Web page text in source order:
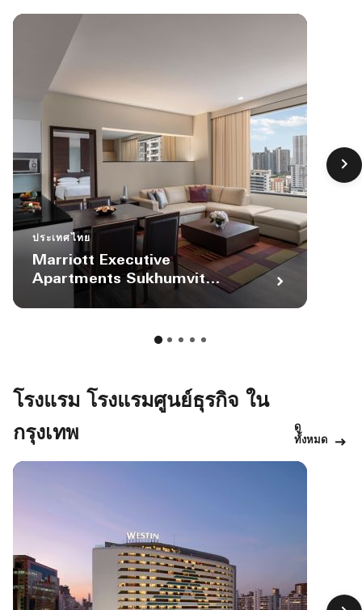
ประเทศไทย
Marriott Executive
Apartments Sukhumvit
โรงแรม โรงแรมศูนย์ธุรกิจ ใน
กรุงเทพ
ดู
ทั้งหมด